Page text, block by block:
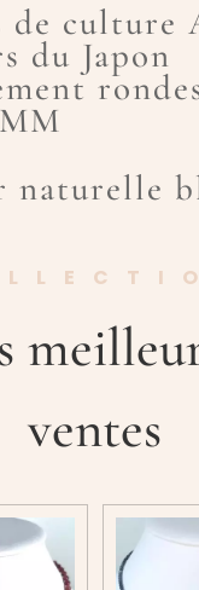
de culture
du Japon
naturelle
ventes